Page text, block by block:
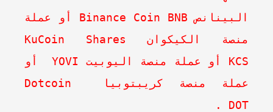
البينانص Binance Coin BNB أو عملة
منصة الكيكوان KuCoin Shares
KCS أو عملة منصة اليوبيت YOVI
أو
عملة منصة كريبتوبيا Dotcoin
DOT .